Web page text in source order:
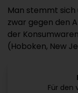
Man stemmt sich
zwar gegen den
der
(Hoboken, New
Für den